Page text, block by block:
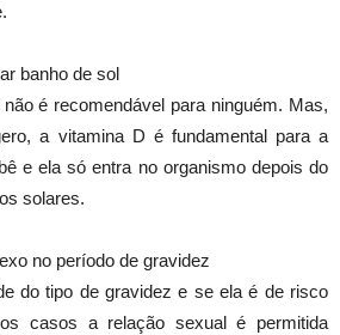
banho de sol
é recomendável para ninguém. Mas,
a vitamina D é fundamental para a
e ela só entra no organismo depois do
solares.
no período de gravidez
do tipo de gravidez e se ela é de risco
casos a relação sexual é permitida